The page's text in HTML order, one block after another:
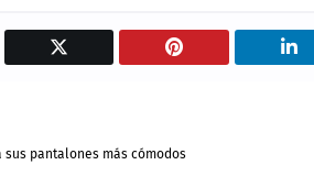
sus pantalones más cómodos